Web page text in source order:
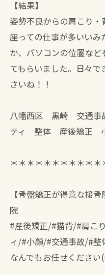
【結果】
姿勢不良からの肩こり・
座っての仕事が多いいみ
か、パソコンの位置な
てもらいました。日々
さいね！！
八幡西区 黒崎 交通
ティ 整体 産後矯正
＊＊＊＊＊＊＊＊＊＊
【骨盤矯正が得意な
院
#産後矯正/#猫背/#肩こ
ィ/#小顔/#交通事故/#整
なんでもお任せくださ